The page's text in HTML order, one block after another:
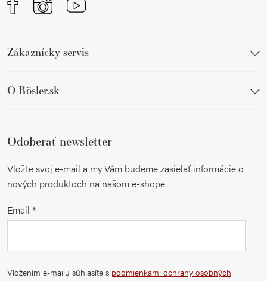
Zákaznícky servis
O Rösler.sk
Odoberať newsletter
Vložte svoj e-mail a my Vám budeme zasielať informácie o
nových produktoch na našom e-shope.
Email
Vložením e-mailu súhlasíte s podmienkami ochrany osobných